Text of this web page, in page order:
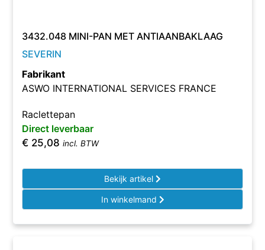
3432.048 MINI-PAN MET ANTIAANBAKLAAG
SEVERIN
Fabrikant
ASWO INTERNATIONAL SERVICES FRANCE
Raclettepan
Direct leverbaar
€ 25,08 incl. BTW
Bekijk artikel
In winkelmand